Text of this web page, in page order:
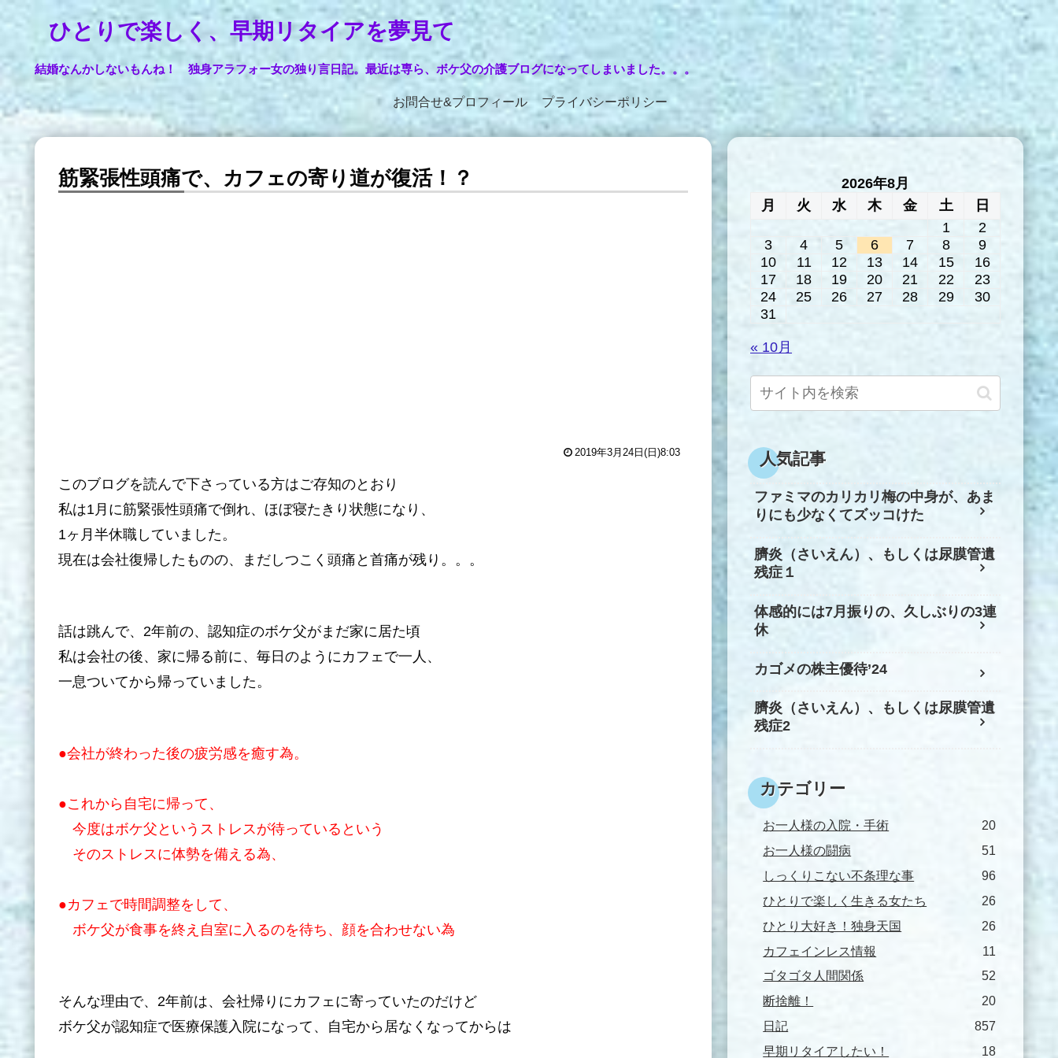
ひとりで楽しく、早期リタイアを夢見て
結婚なんかしないもんね！ 独身アラフォー女の独り言日記。最近は専ら、ボケ父の介護ブログになってしまいました。。。
お問合せ&プロフィールプライバシーポリシー
筋緊張性頭痛で、カフェの寄り道が復活！？
2019年3月24日(日)8:03
このブログを読んで下さっている方はご存知のとおり
私は1月に筋緊張性頭痛で倒れ、ほぼ寝たきり状態になり、
1ヶ月半休職していました。
現在は会社復帰したものの、まだしつこく頭痛と首痛が残り。。。
話は跳んで、2年前の、認知症のボケ父がまだ家に居た頃
私は会社の後、家に帰る前に、毎日のようにカフェで一人、
一息ついてから帰っていました。
●会社が終わった後の疲労感を癒す為。
●これから自宅に帰って、
今度はボケ父というストレスが待っているという
そのストレスに体勢を備える為、
●カフェで時間調整をして、
ボケ父が食事を終え自室に入るのを待ち、顔を合わせない為
そんな理由で、2年前は、会社帰りにカフェに寄っていたのだけど
ボケ父が認知症で医療保護入院になって、自宅から居なくなってからは
2026年8月
月
火 水 木 金 土
日
1
2
3
4 5 6 7 8
9
10
11 12 13 14 15
16
17
18 19 20 21 22
23
24
25 26 27 28 29
30
31
« 10月
人気記事
ファミマのカリカリ梅の中身が、あま
りにも少なくてズッコけた
臍炎（さいえん）、もしくは尿膜管遺
残症１
体感的には7月振りの、久しぶりの3連
休
カゴメの株主優待’24
臍炎（さいえん）、もしくは尿膜管遺
残症2
カテゴリー
お一人様の入院・手術
20
お一人様の闘病
51
しっくりこない不条理な事
96
ひとりで楽しく生きる女たち
26
ひとり大好き！独身天国
26
カフェインレス情報
11
ゴタゴタ人間関係
52
断捨離！
20
日記
857
早期リタイアしたい！
18